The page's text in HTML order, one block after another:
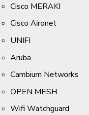
Cisco MERAKI
Cisco Aironet
UNIFI
Aruba
Cambium Networks
OPEN MESH
Wifi Watchguard